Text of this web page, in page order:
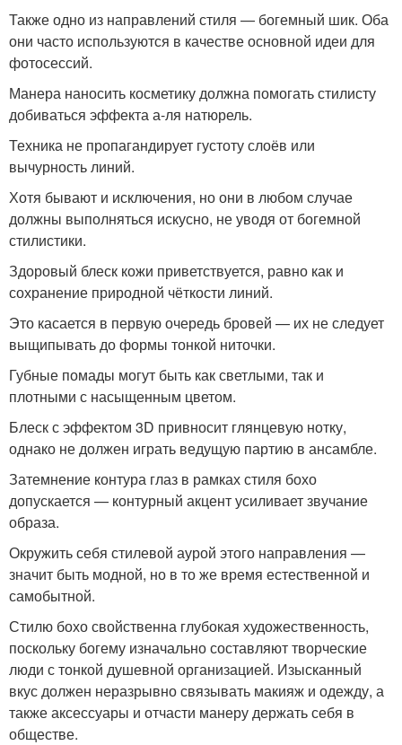
Также одно из направлений стиля — богемный шик. Оба
они часто используются в качестве основной идеи для
фотосессий.
Манера наносить косметику должна помогать стилисту
добиваться эффекта а-ля натюрель.
Техника не пропагандирует густоту слоёв или
вычурность линий.
Хотя бывают и исключения, но они в любом случае
должны выполняться искусно, не уводя от богемной
стилистики.
Здоровый блеск кожи приветствуется, равно как и
сохранение природной чёткости линий.
Это касается в первую очередь бровей — их не следует
выщипывать до формы тонкой ниточки.
Губные помады могут быть как светлыми, так и
плотными с насыщенным цветом.
Блеск с эффектом 3D привносит глянцевую нотку,
однако не должен играть ведущую партию в ансамбле.
Затемнение контура глаз в рамках стиля бохо
допускается — контурный акцент усиливает звучание
образа.
Окружить себя стилевой аурой этого направления —
значит быть модной, но в то же время естественной и
самобытной.
Стилю бохо свойственна глубокая художественность,
поскольку богему изначально составляют творческие
люди с тонкой душевной организацией. Изысканный
вкус должен неразрывно связывать макияж и одежду, а
также аксессуары и отчасти манеру держать себя в
обществе.